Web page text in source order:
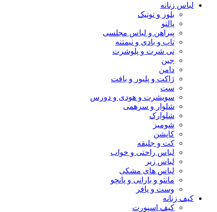
لباس زنانه
بلوز و تونیک
پالتو
پیراهن و لباس مجلسی
تاپ و بادی و نیمتنه
تی شرت و پلوشرت
جین
دامن
ژاکت و پلیور و بافت
ست
سویشرت و هودی و دورس
شلوار و سرهمی
شلوارک
شومیز
کاپشن
کت و جلیقه
لباس راحتی و خواب
لباس زیر
لباس های مشکی
مانتو و بارانی و پانچو
وست و پافر
کیف زنانه
کیف اسپورت